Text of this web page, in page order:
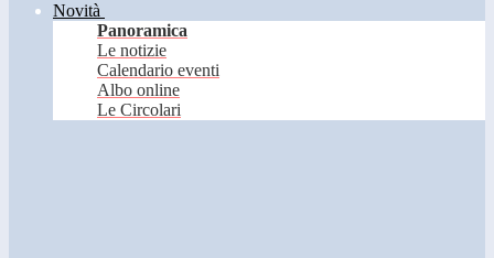
Novità
Panoramica
Le notizie
Calendario eventi
Albo online
Le Circolari